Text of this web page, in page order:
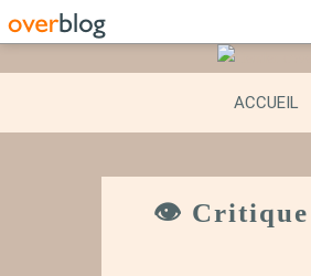
ACCUEIL
👁️ Critique